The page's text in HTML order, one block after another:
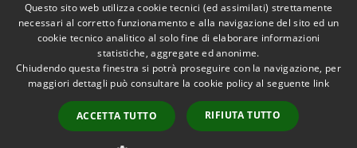
RSS
Privacy
Cookie
Mappa del sito
Extranet
Copyright © 2026 • Comune di
Nova Milanese • Powered by
Municipium•Accesso
redazione
Questo sito web utilizza cookie tecnici (ed assimilati) strettamente
necessari al corretto funzionamento e alla navigazione del sito ed un
cookie tecnico analitico al solo fine di elaborare informazioni
statistiche, aggregate ed anonime.
Chiudendo questa finestra si potrà proseguire con la navigazione, per
maggiori dettagli può consultare la cookie policy al seguente link
ACCETTA TUTTO RIFIUTA TUTTO